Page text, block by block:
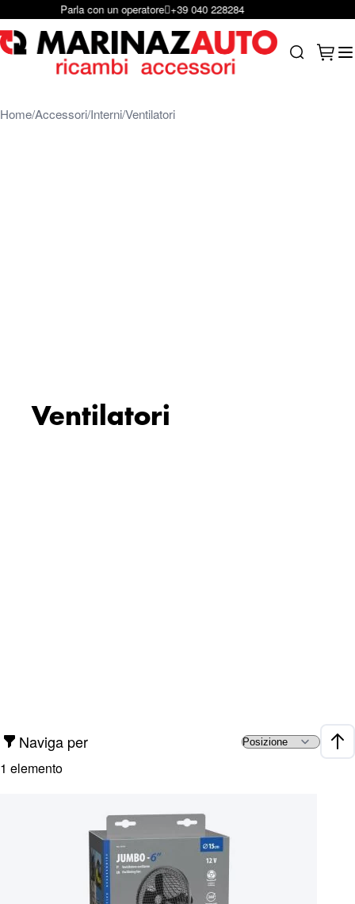
Salta al contenutoScrivici per e-mail infoshop@marinazauto.it
HomeAccessori InterniVentilatori
Ventilatori
Naviga per
1 elemento